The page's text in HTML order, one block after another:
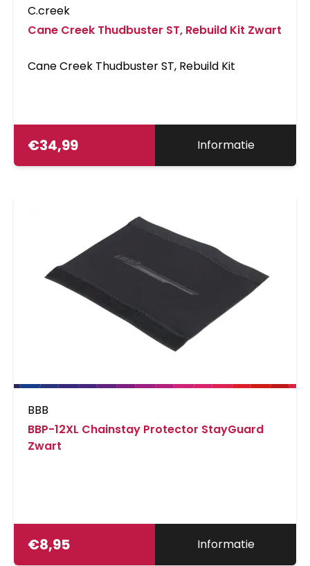
C.creek
Cane Creek Thudbuster ST, Rebuild Kit Zwart
Cane Creek Thudbuster ST, Rebuild Kit
€34,99 Informatie
BBB
BBP-12XL Chainstay Protector StayGuard
Zwart
€8,95 Informatie